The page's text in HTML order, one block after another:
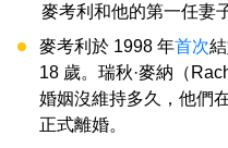
麥考利和他的第一任妻
麥考利於 1998 年首次
18 歲。瑞秋·麥納（
婚姻沒維持多久，他們
正式離婚。